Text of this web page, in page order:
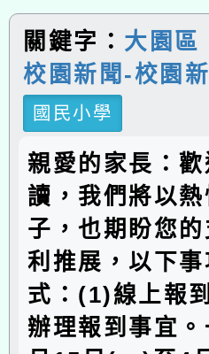
關鍵字： 大園區
校園新聞-校園
國民小學
親愛的家長：
讀，我們將以
子，也期盼您
利推展，以下
式：(1)線上報
辦理報到事宜